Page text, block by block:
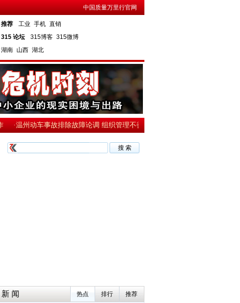
中国质量万里行官网
推荐 工业 手机 直销
315 论坛
315博客 315微博
湖南 山西 湖北
·温州动车事故排除故障论调 组织管理不善系主因
新 闻 推荐
排行
热点